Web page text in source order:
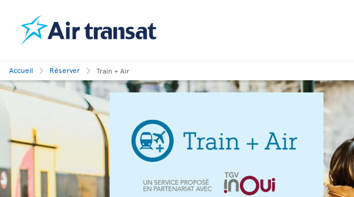
Accueil Réserver Train + Air